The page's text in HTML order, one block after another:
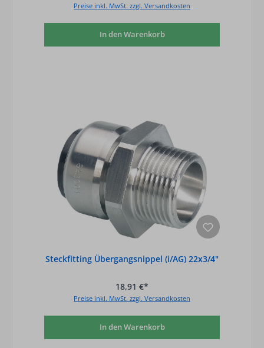
Preise inkl. MwSt. zzgl. Versandkosten
In den Warenkorb
Steckfitting Übergangsnippel (i/AG) 22x3/4"
18,91 €*
Preise inkl. MwSt. zzgl. Versandkosten
In den Warenkorb